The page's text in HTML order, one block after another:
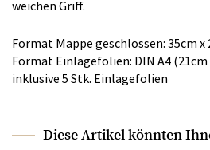
weichen Griff.
Format Mappe geschlossen: 35cm x
Format Einlagefolien: DIN A4 (21cm
inklusive 5 Stk. Einlagefolien
Diese Artikel könnten